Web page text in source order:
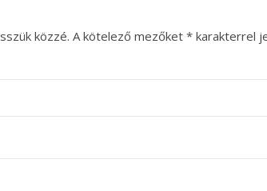
közzé. A kötelező mezőket * karakterrel